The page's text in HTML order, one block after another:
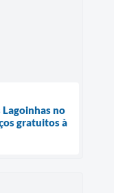
no
gratuitos à